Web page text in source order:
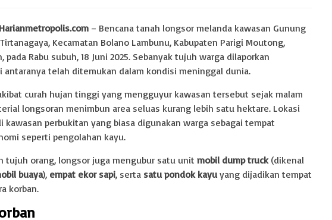
– Bencana tanah longsor melanda kawasan Gunung
Kecamatan Bolano Lambunu, Kabupaten Parigi Moutong,
pada Rabu subuh, 18 Juni 2025. Sebanyak tujuh warga dilaporkan
antaranya telah ditemukan dalam kondisi meninggal dunia.
curah hujan tinggi yang mengguyur kawasan tersebut sejak malam
longsoran menimbun area seluas kurang lebih satu hektare. Lokasi
kawasan perbukitan yang biasa digunakan warga sebagai tempat
seperti pengolahan kayu.
tujuh orang, longsor juga mengubur satu unit mobil dump truck(dikenal
buaya), empat ekor sapi, serta satu pondok kayu yang dijadikan tempat
korban.